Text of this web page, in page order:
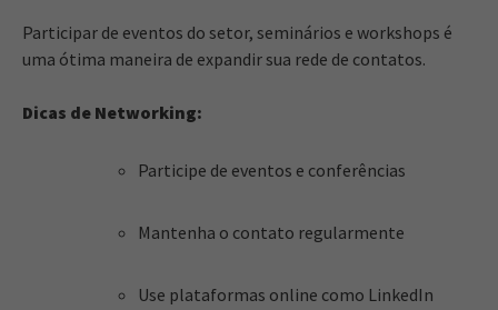
Participar de eventos do setor, seminários e workshops é
uma ótima maneira de expandir sua rede de contatos.
Dicas de Networking:
Participe de eventos e conferências
Mantenha o contato regularmente
Use plataformas online como LinkedIn